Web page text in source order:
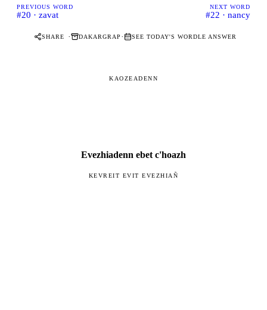
PREVIOUS WORD
#20 · zavat
NEXT WORD
#22 · nancy
SHARE · DAKARGRAP · SEE TODAY'S WORDLE ANSWER
KAOZEADENN
Evezhiadenn ebet c'hoazh
KEVREIT EVIT EVEZHIAÑ